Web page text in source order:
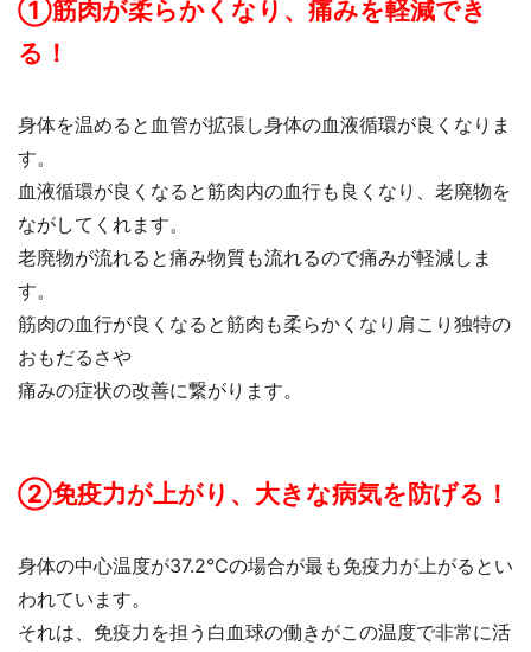
①筋肉が柔らかくなり、痛みを軽減でき
る！
身体を温めると血管が拡張し身体の血液循環が良くなりま
す。
血液循環が良くなると筋肉内の血行も良くなり、老廃物を
ながしてくれます。
老廃物が流れると痛み物質も流れるので痛みが軽減しま
す。
筋肉の血行が良くなると筋肉も柔らかくなり肩こり独特の
おもだるさや
痛みの症状の改善に繋がります。
②免疫力が上がり、大きな病気を防げる！
身体の中心温度が37.2℃の場合が最も免疫力が上がるとい
われています。
それは、免疫力を担う白血球の働きがこの温度で非常に活